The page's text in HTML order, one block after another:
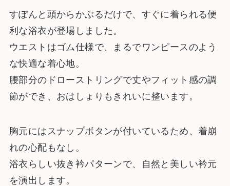
すぽんと頭からかぶるだけで、すぐに着られる便
利な浴衣が登場しました。
ウエストはゴム仕様で、まるでワンピースのよう
な快適な着心地。
腰部分のドローストリングで丈やフィット感の調
節ができ、おはしょりもきれいに整います。
胸元にはスナップボタンが付いているため、着崩
れの心配もなし。
浴衣らしい抜き衿パターンで、自然と美しい衿元
を演出します。